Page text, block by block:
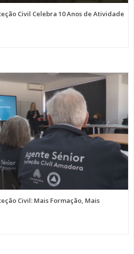
Civil Celebra 10 Anos de Atividade
Civil: Mais Formação, Mais